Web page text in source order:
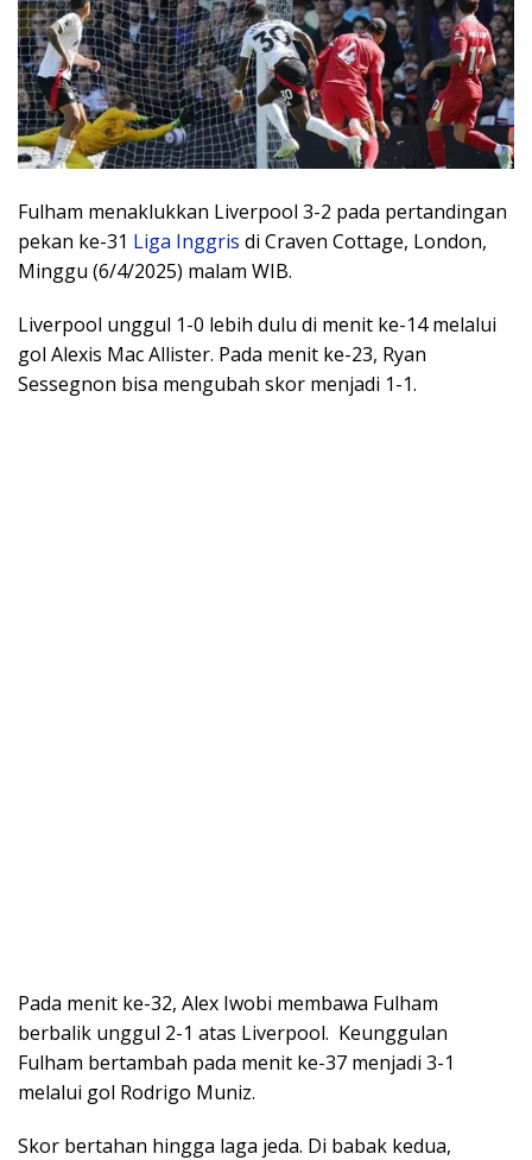
Fulham menaklukkan Liverpool 3-2 pada pertandingan
pekan ke-31 Liga Inggris di Craven Cottage, London,
Minggu (6/4/2025) malam WIB.
Liverpool unggul 1-0 lebih dulu di menit ke-14 melalui
gol Alexis Mac Allister. Pada menit ke-23, Ryan
Sessegnon bisa mengubah skor menjadi 1-1.
Pada menit ke-32, Alex Iwobi membawa Fulham
berbalik unggul 2-1 atas Liverpool. Keunggulan
Fulham bertambah pada menit ke-37 menjadi 3-1
melalui gol Rodrigo Muniz.
Skor bertahan hingga laga jeda. Di babak kedua,